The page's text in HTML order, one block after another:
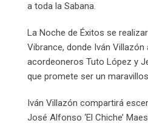
a toda la Sabana.
La Noche de Éxitos se
Vibrance, donde Iván
acordeoneros Tuto López y
que promete ser un
Iván Villazón compartirá
José Alfonso ‘El Chiche’